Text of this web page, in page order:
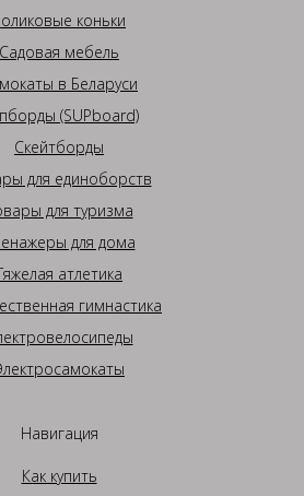
коньки
Садовая мебель
в Беларуси
(SUPboard)
Скейтборды
для единоборств
для туризма
для дома
атлетика
гимнастика
Навигация
Как купить